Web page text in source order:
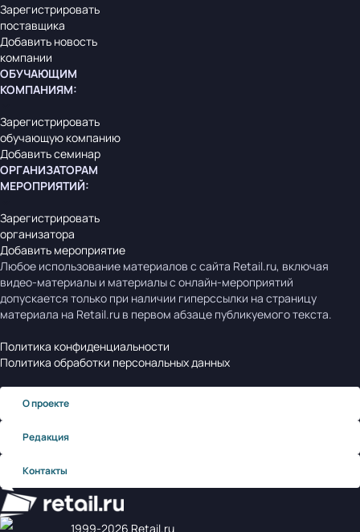
Зарегистрировать
поставщика
Добавить новость
компании
ОБУЧАЮЩИМ
КОМПАНИЯМ:
Зарегистрировать
обучающую компанию
Добавить семинар
ОРГАНИЗАТОРАМ
МЕРОПРИЯТИЙ:
Зарегистрировать
организатора
Добавить мероприятие
Любое использование материалов с сайта Retail.ru, включая
видео-материалы и материалы с онлайн-мероприятий
допускается только при наличии гиперссылки на страницу
материала на Retail.ru в первом абзаце публикуемого текста.
Политика конфиденциальности
Политика обработки персональных данных
О проекте
Редакция
Контакты
1999‑2026 Retail.ru